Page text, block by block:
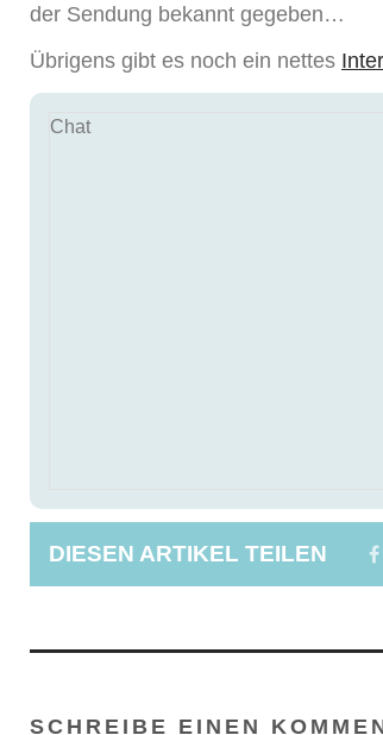
der Sendung bekannt gegeben…
Übrigens gibt es noch ein nettes
Chat
DIESEN ARTIKEL TEILEN
SCHREIBE EINEN